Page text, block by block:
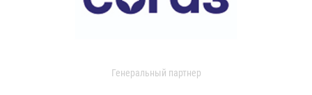
Генеральный партнер